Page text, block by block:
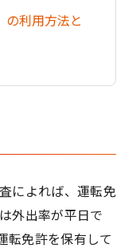
の利用方法と
によれば、運転免
外出率が平日で
転免許を保有して